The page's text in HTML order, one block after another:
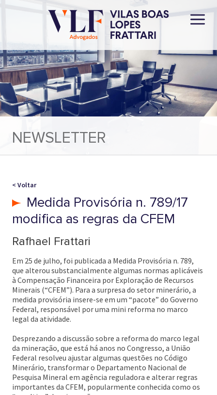
NEWSLETTER
< Voltar
Medida Provisória n. 789/17
modifica as regras da CFEM
Rafhael Frattari
Em 25 de julho, foi publicada a Medida Provisória n. 789,
que alterou substancialmente algumas normas aplicáveis
à Compensação Financeira por Exploração de Recursos
Minerais (“CFEM”). Para a surpresa do setor minerário, a
medida provisória insere-se em um “pacote” do Governo
Federal, responsável por uma mini reforma no marco
legal da atividade.
Desprezando a discussão sobre a reforma do marco legal
da mineração, que está há anos no Congresso, a União
Federal resolveu ajustar algumas questões no Código
Minerário, transformar o Departamento Nacional de
Pesquisa Mineral em agência reguladora e alterar regras
importantes da CFEM, popularmente conhecida como os